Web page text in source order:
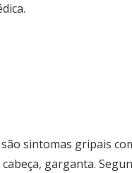
sintomas gripais
garganta.